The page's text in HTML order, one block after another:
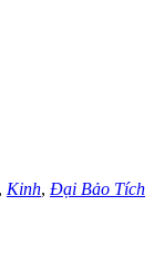
, Kinh, Đại Bảo Tích